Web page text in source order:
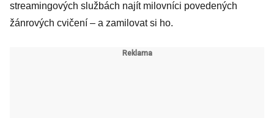
streamingových službách najít milovníci povedených
žánrových cvičení – a zamilovat si ho.